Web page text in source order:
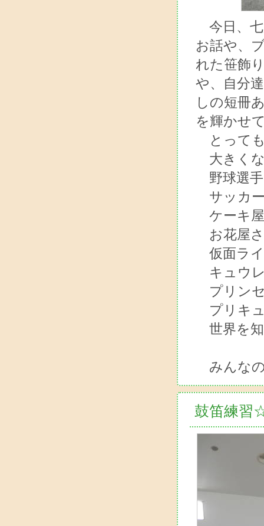
今日、七
お話や、
れた笹飾
や、自分
しの短冊
を輝かせ
とって
大きく
野球選
サッカ
ケーキ
お花屋
仮面ラ
キュウ
プリン
プリキ
世界を
みんな
鼓笛練